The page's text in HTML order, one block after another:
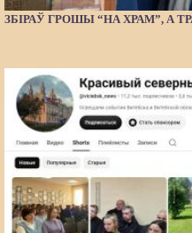
ЗБІРАЎ ГРОШЫ “НА ХРАМ”, А